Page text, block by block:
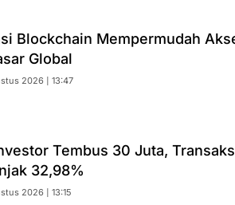
Blockchain Mempermudah
Global
2026 | 13:47
Tembus 30 Juta,
32,98%
2026 | 13:15